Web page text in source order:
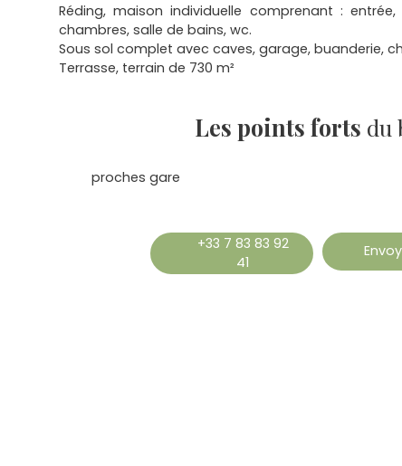
Réding, maison individuelle comprenant :
chambres, salle de bains, wc.
Sous sol complet avec caves, garage, buanderie,
Terrasse, terrain de 730 m²
Les points forts du
proches gare
+33 7 83 83 92
41